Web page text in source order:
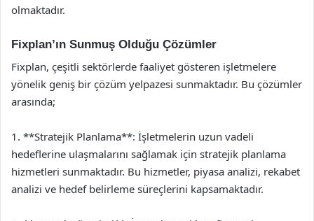
olmaktadır.
Fixplan’ın Sunmuş Olduğu Çözümler
Fixplan, çeşitli sektörlerde faaliyet gösteren işletmelere
yönelik geniş bir çözüm yelpazesi sunmaktadır. Bu çözümler
arasında;
1. **Stratejik Planlama**: İşletmelerin uzun vadeli
hedeflerine ulaşmalarını sağlamak için stratejik planlama
hizmetleri sunmaktadır. Bu hizmetler, piyasa analizi, rekabet
analizi ve hedef belirleme süreçlerini kapsamaktadır.